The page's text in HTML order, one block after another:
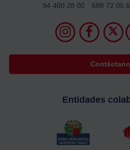
94 400 28 00
688 72 05
Entidades